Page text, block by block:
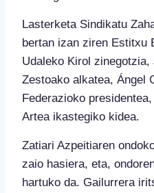
Lasterketa Sindikatu
bertan izan ziren Estitxu
Udaleko Kirol
Zestoako alkatea, Ángel
Federazioko
Artea ikastegiko kidea.
Zatiari Azpeitiaren
zaio hasiera, eta,
hartuko da. Gailurrera